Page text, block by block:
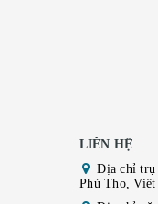
LIÊN HỆ
Địa chỉ trụ
Phú Thọ, Việt